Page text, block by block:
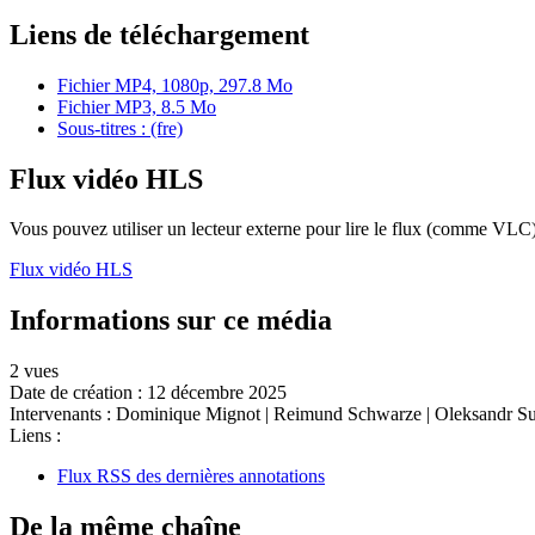
Liens de téléchargement
Fichier MP4, 1080p, 297.8 Mo
Fichier MP3, 8.5 Mo
Sous-titres : (fre)
Flux vidéo HLS
Vous pouvez utiliser un lecteur externe pour lire le flux (comme
Flux vidéo HLS
Informations sur ce média
2 vues
Date de création : 12 décembre 2025
Intervenants : Dominique Mignot | Reimund Schwarze | Oleksandr
Liens :
Flux RSS des dernières annotations
De la même chaîne